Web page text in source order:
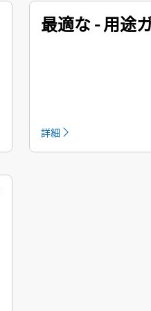
最適な - 用途
詳細